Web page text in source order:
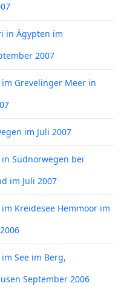
in Ägypten im
2007
im Grevelinger Meer in
im Juli 2007
in Südnorwegen bei
im Juli 2007
Kreidesee Hemmoor im
See im Berg,
September 2006